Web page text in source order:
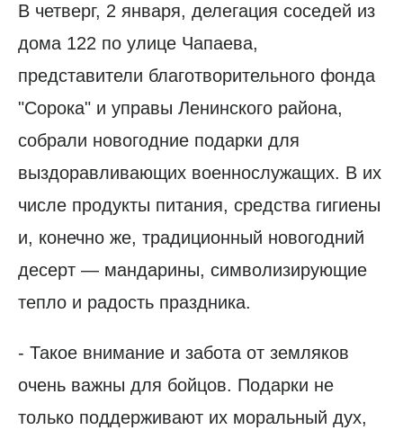
В четверг, 2 января, делегация соседей из
дома 122 по улице Чапаева,
представители благотворительного фонда
"Сорока" и управы Ленинского района,
собрали новогодние подарки для
выздоравливающих военнослужащих. В их
числе продукты питания, средства гигиены
и, конечно же, традиционный новогодний
десерт — мандарины, символизирующие
тепло и радость праздника.
- Такое внимание и забота от земляков
очень важны для бойцов. Подарки не
только поддерживают их моральный дух,